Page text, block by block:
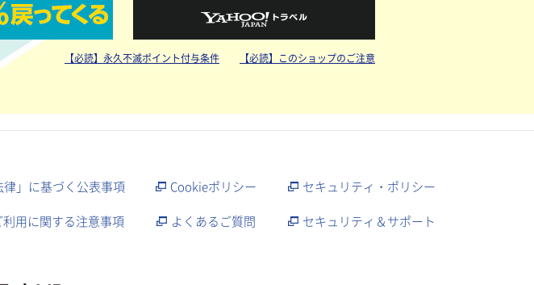
【必読】永久不滅ポイント付与条件 【必読】このショップのご注意
律」に基づく公表事項 Cookieポリシー
セキュリティ・ポリシー
用に関する注意事項 よくあるご質問
セキュリティ＆サポート